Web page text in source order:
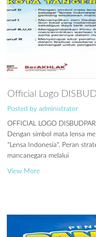
Official Logo
Posted by administrator
OFFICIAL LOGO
Dengan simbol mata lensa
"Lensa Indonesia". Peran
mancanegara melalui
View More